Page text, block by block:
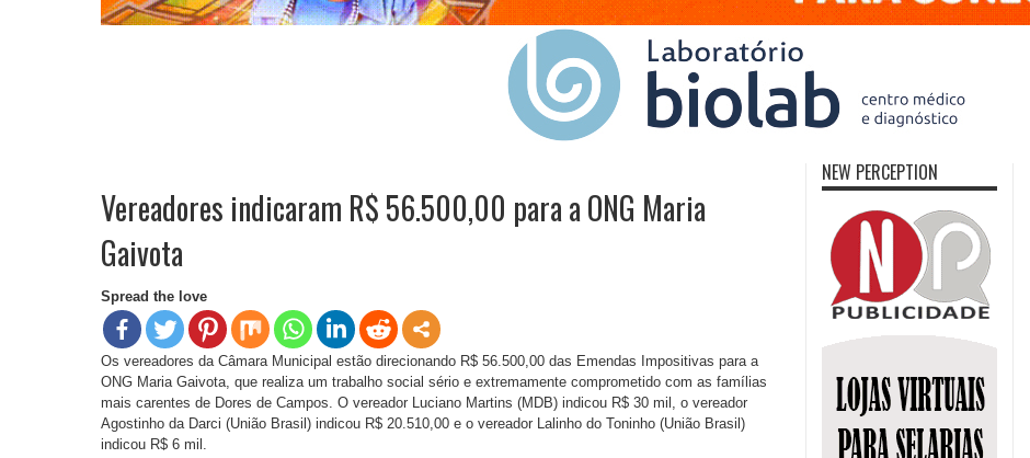
Vereadores indicaram R$ 56.500,00 para a ONG Maria
Gaivota
Spread the love
Os vereadores da Câmara Municipal estão direcionando R$ 56.500,00 das Emendas Impositivas para a
ONG Maria Gaivota, que realiza um trabalho social sério e extremamente comprometido com as famílias
mais carentes de Dores de Campos. O vereador Luciano Martins (MDB) indicou R$ 30 mil, o vereador
Agostinho da Darci (União Brasil) indicou R$ 20.510,00 e o vereador Lalinho do Toninho (União Brasil)
indicou R$ 6 mil.
NEW PERCEPTION